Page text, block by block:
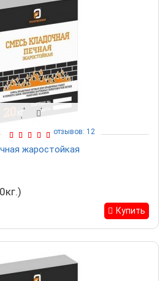
жаростойкая
отзывов: 12
Купить